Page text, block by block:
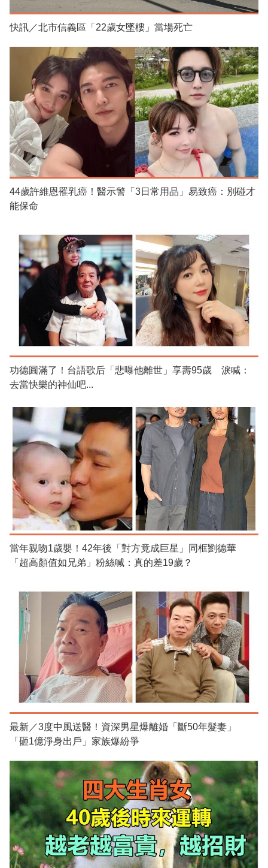
快訊／北市信義區「22歲女墜樓」當場死亡
44歲許維恩罹乳癌！醫示警「3日常用品」易致癌：別碰才
能保命
功德圓滿了！台語歌后「悲曝他離世」享壽95歲 淚喊：
去當快樂的神仙吧...
當年親吻1歲嬰！42年後「對方竟成巨星」同框劉德華
「超高顏值如兄弟」粉絲喊：真的差19歲？
最新／3度中風送醫！資深男星爆離婚「斷50年髮妻」
「砸1億淨身出戶」家族爆紛爭